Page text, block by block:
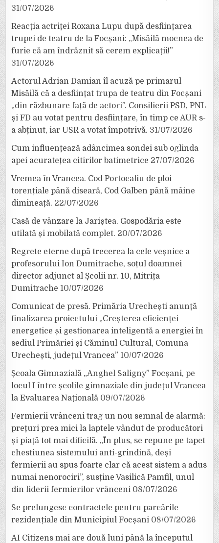
31/07/2026
Reacția actriței Roxana Lupu după desființarea
trupei de teatru de la Focșani: „Misăilă mocnea de
furie că am îndrăznit să cerem explicații!”
31/07/2026
Actorul Adrian Damian îl acuză pe primarul
Misăilă că a desființat trupa de teatru din Focșani
„din răzbunare față de actori”. Consilierii PSD, PNL
și FD au votat pentru desființare, în timp ce AUR s-
a abținut, iar USR a votat împotrivă. 31/07/2026
Cum influențează adâncimea sondei sub oglinda
apei acuratețea citirilor batimetrice 27/07/2026
Vremea în Vrancea. Cod Portocaliu de ploi
torențiale până diseară, Cod Galben până mâine
dimineață. 22/07/2026
Casă de vânzare la Jariștea. Gospodăria este
utilată și mobilată complet. 20/07/2026
Regrete eterne după trecerea la cele veșnice a
profesorului Ion Dumitrache, soțul doamnei
director adjunct al Școlii nr. 10, Mitrița
Dumitrache 10/07/2026
Comunicat de presă. Primăria Urechești anunță
finalizarea proiectului „Creșterea eficienței
energetice și gestionarea inteligentă a energiei în
sediul Primăriei și Căminul Cultural, Comuna
Urechești, județul Vrancea” 10/07/2026
Școala Gimnazială „Anghel Saligny” Focșani, pe
locul I între școlile gimnaziale din județul Vrancea
la Evaluarea Națională 09/07/2026
Fermierii vrânceni trag un nou semnal de alarmă:
prețuri prea mici la laptele vândut de producători
și piață tot mai dificilă. „În plus, se repune pe tapet
chestiunea sistemului anti-grindină, deși
fermierii au spus foarte clar că acest sistem a adus
numai nenorociri”, susține Vasilică Pamfil, unul
din liderii fermierilor vrânceni 08/07/2026
Se prelungesc contractele pentru parcările
rezidențiale din Municipiul Focșani 08/07/2026
AI Citizens mai are două luni până la începutul